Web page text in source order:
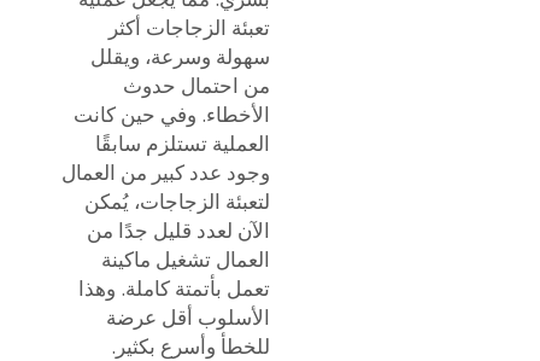
تعبئة الزجاجات أكثر
سهولة وسرعة، ويقلل
من احتمال حدوث
الأخطاء. وفي حين كانت
العملية تستلزم سابقًا
وجود عدد كبير من العمال
لتعبئة الزجاجات، يُمكن
الآن لعدد قليل جدًا من
العمال تشغيل ماكينة
تعمل بأتمتة كاملة. وهذا
الأسلوب أقل عرضة
للخطأ وأسرع بكثير.